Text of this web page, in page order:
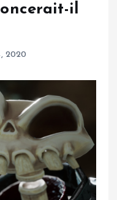
il
2020